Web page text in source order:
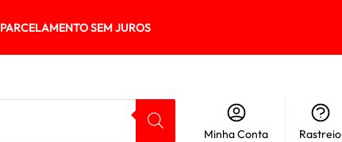
PARCELAMENTO SEM JUROS
Minha Conta Rastreio